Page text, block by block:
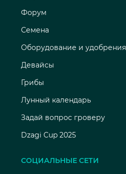
Форум
Семена
Оборудование и удобрения
Девайсы
Грибы
Лунный календарь
Задай вопрос гроверу
Dzagi Cup 2025
СОЦИАЛЬНЫЕ СЕТИ